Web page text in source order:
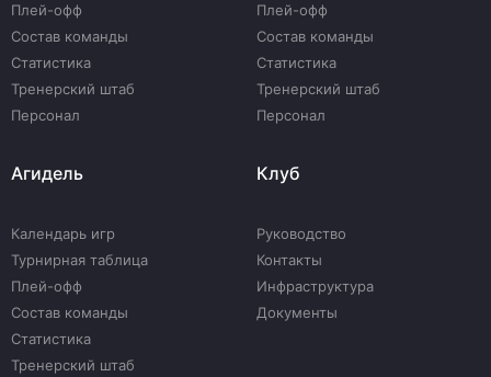
Плей-офф
Состав команды
Статистика
Тренерский штаб
Персонал
Плей-офф
Состав команды
Статистика
Тренерский штаб
Персонал
Агидель
Календарь игр
Турнирная таблица
Плей-офф
Состав команды
Статистика
Тренерский штаб
Клуб
Руководство
Контакты
Инфраструктура
Документы